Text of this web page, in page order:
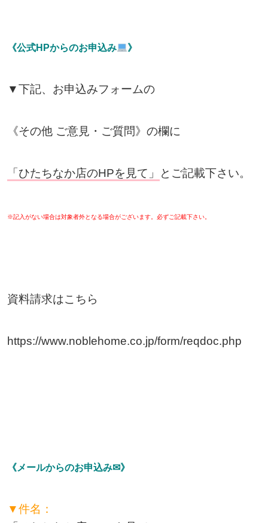
《公式HPからのお申込み 》
▼下記、お申込みフォームの
《その他 ご意見・ご質問》の欄に
「ひたちなか店のHPを見て」 とご記載下さい。
※記入がない場合は対象者外となる場合がございます。 必ずご記載下さい。
資料請求はこちら
https://www.noblehome.co.jp/form/reqdoc.php
《メールからのお申込み✉》
▼件名：